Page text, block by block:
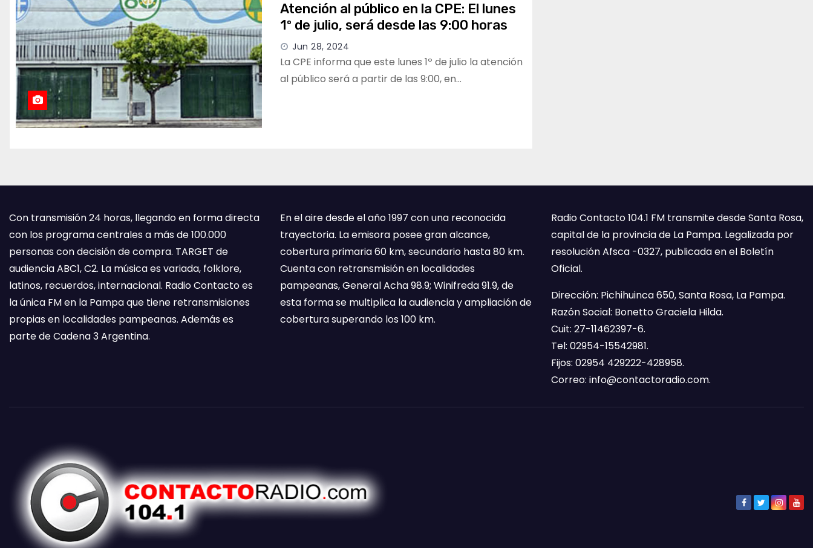
Atención al público en la CPE: El lunes
1º de julio, será desde las 9:00 horas
Jun 28, 2024
La CPE informa que este lunes 1º de julio la atención
al público será a partir de las 9:00, en…
Con transmisión 24 horas, llegando en forma directa
con los programa centrales a más de 100.000
personas con decisión de compra. TARGET de
audiencia ABC1, C2. La música es variada, folklore,
latinos, recuerdos, internacional. Radio Contacto es
la única FM en la Pampa que tiene retransmisiones
propias en localidades pampeanas. Además es
parte de Cadena 3 Argentina.
En el aire desde el año 1997 con una reconocida
trayectoria. La emisora posee gran alcance,
cobertura primaria 60 km, secundario hasta 80 km.
Cuenta con retransmisión en localidades
pampeanas, General Acha 98.9; Winifreda 91.9, de
esta forma se multiplica la audiencia y ampliación de
cobertura superando los 100 km.
Radio Contacto 104.1 FM transmite desde Santa Rosa,
capital de la provincia de La Pampa. Legalizada por
resolución Afsca -0327, publicada en el Boletín
Oficial.
Dirección: Pichihuinca 650, Santa Rosa, La Pampa.
Razón Social: Bonetto Graciela Hilda.
Cuit: 27-11462397-6.
Tel: 02954-15542981.
Fijos: 02954 429222-428958.
Correo: info@contactoradio.com.